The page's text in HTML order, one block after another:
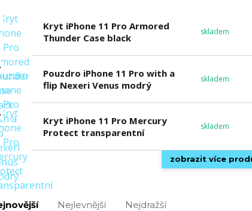
Kryt iPhone 11 Pro Armored
Thunder Case black
skladem
Pouzdro iPhone 11 Pro with a
flip Nexeri Venus modrý
skladem
Kryt iPhone 11 Pro Mercury
Protect transparentní
skladem
zobrazit více
Nejlevnější Nejdražší